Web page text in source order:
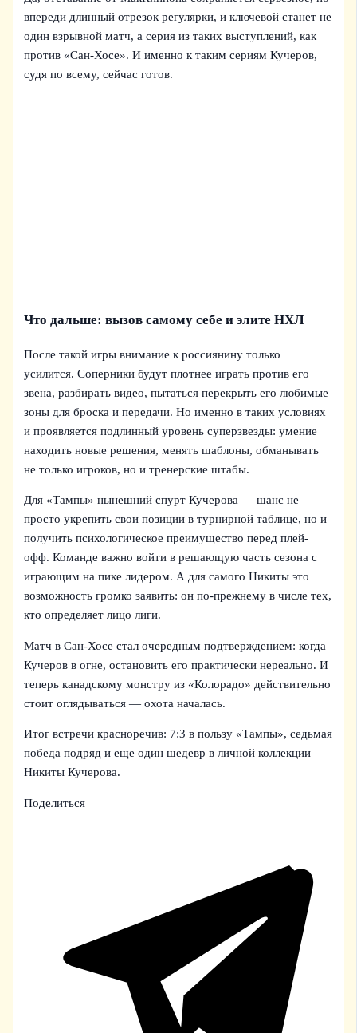
впереди длинный отрезок регулярки, и ключевой станет не
один взрывной матч, а серия из таких выступлений, как
против «Сан-Хосе». И именно к таким сериям Кучеров,
судя по всему, сейчас готов.
Что дальше: вызов самому себе и элите НХЛ
После такой игры внимание к россиянину только
усилится. Соперники будут плотнее играть против его
звена, разбирать видео, пытаться перекрыть его любимые
зоны для броска и передачи. Но именно в таких условиях
и проявляется подлинный уровень суперзвезды: умение
находить новые решения, менять шаблоны, обманывать
не только игроков, но и тренерские штабы.
Для «Тампы» нынешний спурт Кучерова — шанс не
просто укрепить свои позиции в турнирной таблице, но и
получить психологическое преимущество перед плей-
офф. Команде важно войти в решающую часть сезона с
играющим на пике лидером. А для самого Никиты это
возможность громко заявить: он по‑прежнему в числе тех,
кто определяет лицо лиги.
Матч в Сан-Хосе стал очередным подтверждением: когда
Кучеров в огне, остановить его практически нереально. И
теперь канадскому монстру из «Колорадо» действительно
стоит оглядываться — охота началась.
Итог встречи красноречив: 7:3 в пользу «Тампы», седьмая
победа подряд и еще один шедевр в личной коллекции
Никиты Кучерова.
Поделиться